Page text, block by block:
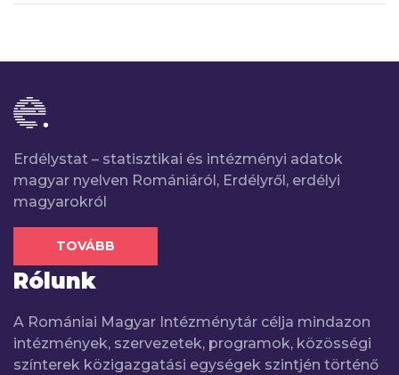
Erdélystat – statisztikai és intézményi adatok
magyar nyelven Romániáról, Erdélyről, erdélyi
magyarokról
TOVÁBB
Rólunk
A Romániai Magyar Intézménytár célja mindazon
intézmények, szervezetek, programok, közösségi
színterek közigazgatási egységek szintjén történő